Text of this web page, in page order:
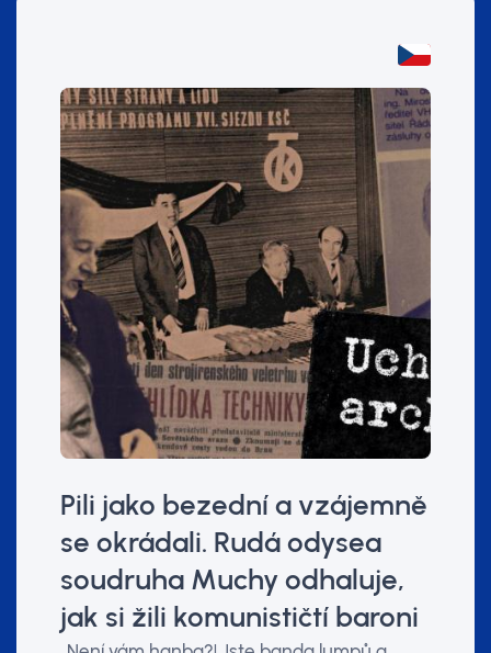
Pili jako bezední a vzájemně
se okrádali. Rudá odysea
soudruha Muchy odhaluje,
jak si žili komunističtí baroni